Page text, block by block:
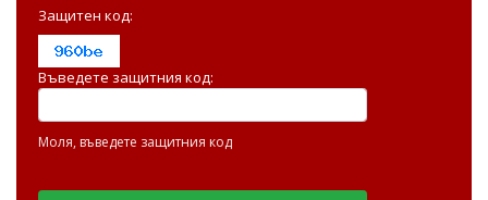
Защитен код:
Въведете защитния код:
Моля, въведете защитния код